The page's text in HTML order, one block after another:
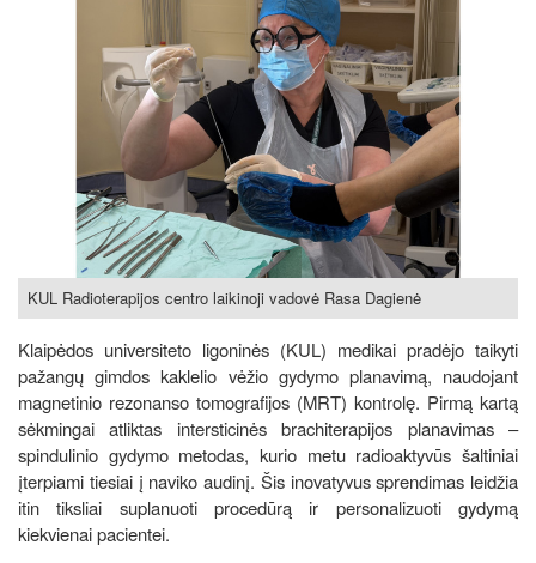
KUL Radioterapijos centro laikinoji vadovė Rasa Dagienė
Klaipėdos universiteto ligoninės (KUL) medikai pradėjo taikyti
pažangų gimdos kaklelio vėžio gydymo planavimą, naudojant
magnetinio rezonanso tomografijos (MRT) kontrolę. Pirmą kartą
sėkmingai atliktas intersticinės brachiterapijos planavimas –
spindulinio gydymo metodas, kurio metu radioaktyvūs šaltiniai
įterpiami tiesiai į naviko audinį. Šis inovatyvus sprendimas leidžia
itin tiksliai suplanuoti procedūrą ir personalizuoti gydymą
kiekvienai pacientei.